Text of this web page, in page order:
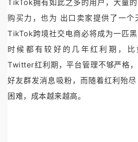
TikTok拥有如此之多的用户，大量
购买力，也为 出口卖家提供了一个
TikTok跨境社交电商必将成为一匹
时候都有较好的几年红利期，比
Twitter红利期，平台管理不够严格
好友群发消息吸粉，而随着红利殆
困难，成本越来越高。